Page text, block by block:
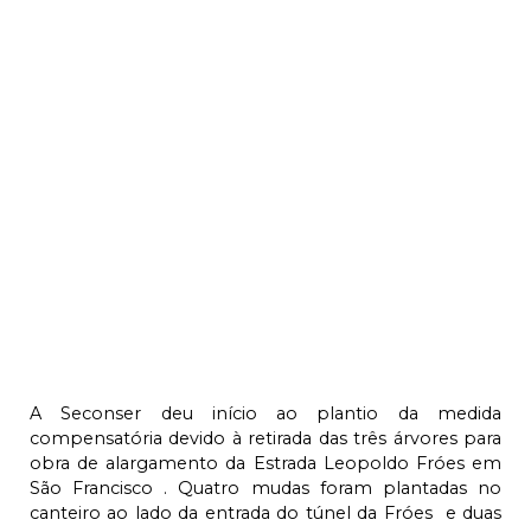
A Seconser deu início ao plantio da medida
compensatória devido à retirada das três árvores para
obra de alargamento da Estrada Leopoldo Fróes em
São Francisco . Quatro mudas foram plantadas no
canteiro ao lado da entrada do túnel da Fróes e duas